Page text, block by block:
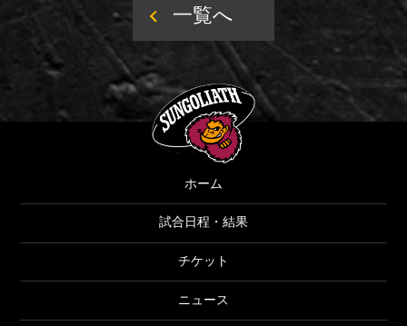
一覧へ
SUNGOLIATH
ホーム
試合日程・結果
チケット
ニュース